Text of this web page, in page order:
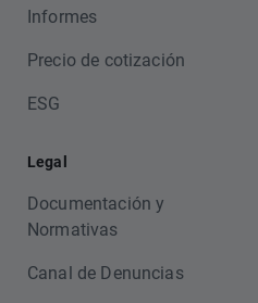
Informes
Precio de cotización
ESG
Legal
Documentación y
Normativas
Canal de Denuncias